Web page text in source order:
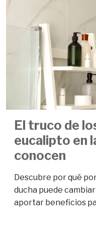
El truco de
eucalipto en
conocen
Descubre por qué
ducha puede
aportar beneficios